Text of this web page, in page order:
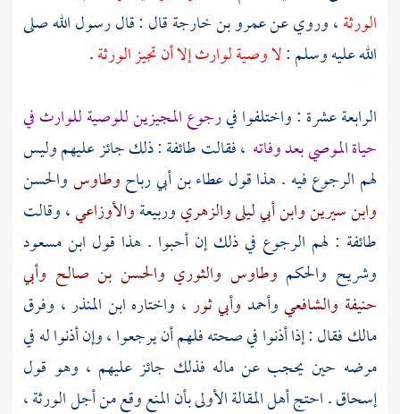
الورثة، وروي عنعمرو بن خارجةقال : قال رسول الله صلى
الله عليه وسلم :لا وصية لوارث إلا أن تجيز الورثة.
الرابعة عشرة : واختلفوا فيرجوع المجيزين للوصية للوارث في
حياة الموصي بعد وفاته ، فقالت طائفة : ذلك جائز عليهم وليس
لهم الرجوع فيه . هذا قولعطاء بن أبي رباحوطاوسوالحسن
وابن سيرينوابن أبي ليلىوالزهريوربيعةوالأوزاعي، وقالت
طائفة : لهم الرجوع في ذلك إن أحبوا . هذا قول ابن مسعود
وشريح والحكم وطاوس والثوري والحسن بن صالح وأبي
حنيفة والشافعيوأحمد وأبي ثور ، واختاره ابن المنذر، وفرق
مالكفقال : إذا أذنوا في صحته فلهم أن يرجعوا ، وإن أذنوا له في
مرضه حين يحجب عن ماله فذلك جائز عليهم ، وهو قول
إسحاق. احتج أهل المقالة الأولى بأن المنع وقع من أجل الورثة ،